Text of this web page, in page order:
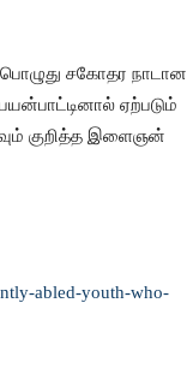
சகோதர நாடான
ஏற்படும்
குறித்த இளைஞன்
abled-youth-who-